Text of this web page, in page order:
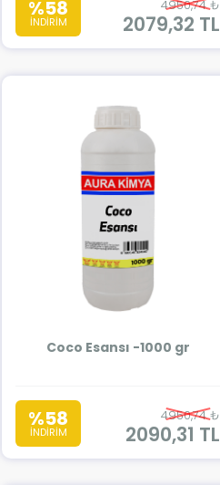
%58
İNDİRİM
4950,74 ₺
2079,32 TL
Coco Esansı -1000 gr
%58
İNDİRİM
4950,74 ₺
2090,31 TL